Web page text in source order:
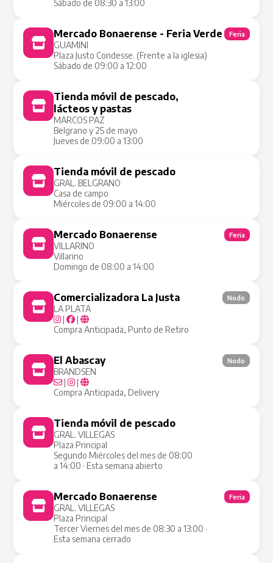
Sábado de 08:30 a 13:00
Mercado Bonaerense - Feria Verde
GUAMINI
Plaza Justo Condesse. (Frente a la iglesia)
Sábado de 09:00 a 12:00
Feria
Tienda móvil de pescado,
lácteos y pastas
MARCOS PAZ
Belgrano y 25 de mayo
Jueves de 09:00 a 13:00
Tienda móvil de pescado
GRAL. BELGRANO
Casa de campo
Miércoles de 09:00 a 14:00
Mercado Bonaerense
VILLARINO
Villarino
Domingo de 08:00 a 14:00
Feria
Comercializadora La Justa
LA PLATA
|
|
Compra Anticipada, Punto de Retiro
Nodo
El Abascay
BRANDSEN
|
|
Compra Anticipada, Delivery
Nodo
Tienda móvil de pescado
GRAL. VILLEGAS
Plaza Principal
Segundo Miércoles del mes de 08:00
a 14:00 · Esta semana abierto
Mercado Bonaerense
GRAL. VILLEGAS
Plaza Principal
Tercer Viernes del mes de 08:30 a 13:00 ·
Esta semana cerrado
Feria